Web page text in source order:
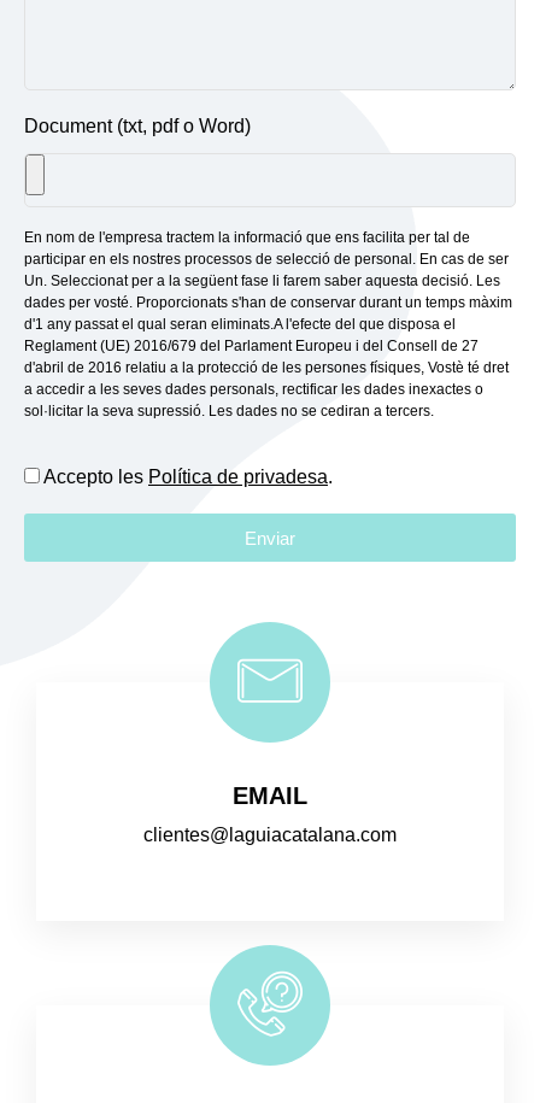
Document (txt, pdf o Word)
En nom de l'empresa tractem la informació que ens facilita per tal de
participar en els nostres processos de selecció de personal. En cas de ser
Un. Seleccionat per a la següent fase li farem saber aquesta decisió. Les
dades per vosté. Proporcionats s'han de conservar durant un temps màxim
d'1 any passat el qual seran eliminats.A l'efecte del que disposa el
Reglament (UE) 2016/679 del Parlament Europeu i del Consell de 27
d'abril de 2016 relatiu a la protecció de les persones físiques, Vostè té dret
a accedir a les seves dades personals, rectificar les dades inexactes o
sol·licitar la seva supressió. Les dades no se cediran a tercers.
Accepto les Política de privadesa.
Enviar
EMAIL
clientes@laguiacatalana.com